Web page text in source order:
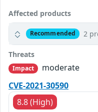
Affected products
Recommended 2
Threats
Impact
moderate
CVE-2021-30590
8.8 (High)